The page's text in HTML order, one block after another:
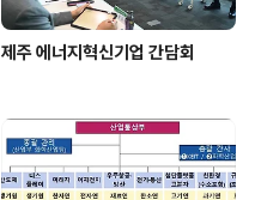
제주 에너지혁신기업 간담회